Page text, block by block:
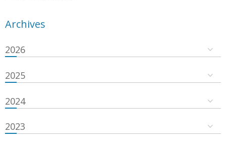
Archives
2026
2025
2024
2023